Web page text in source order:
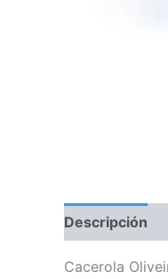
Descripción
Cacerola